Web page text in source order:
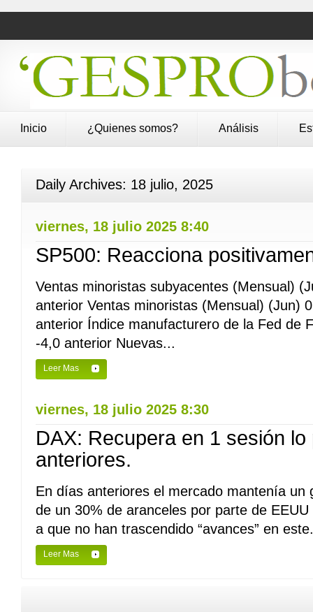
Inicio ¿Quienes somos? Análisis
Daily Archives: 18 julio, 2025
viernes, 18 julio 2025 8:40
SP500: Reacciona
Ventas minoristas subyacentes (Mensual)
anterior Ventas minoristas (Mensual) (Jun)
anterior Índice manufacturero de la Fed de
-4,0 anterior Nuevas...
Leer Mas
viernes, 18 julio 2025 8:30
DAX: Recupera en 1 sesión
anteriores.
En días anteriores el mercado mantenía un
de un 30% de aranceles por parte de
a que no han trascendido “avances” en
Leer Mas